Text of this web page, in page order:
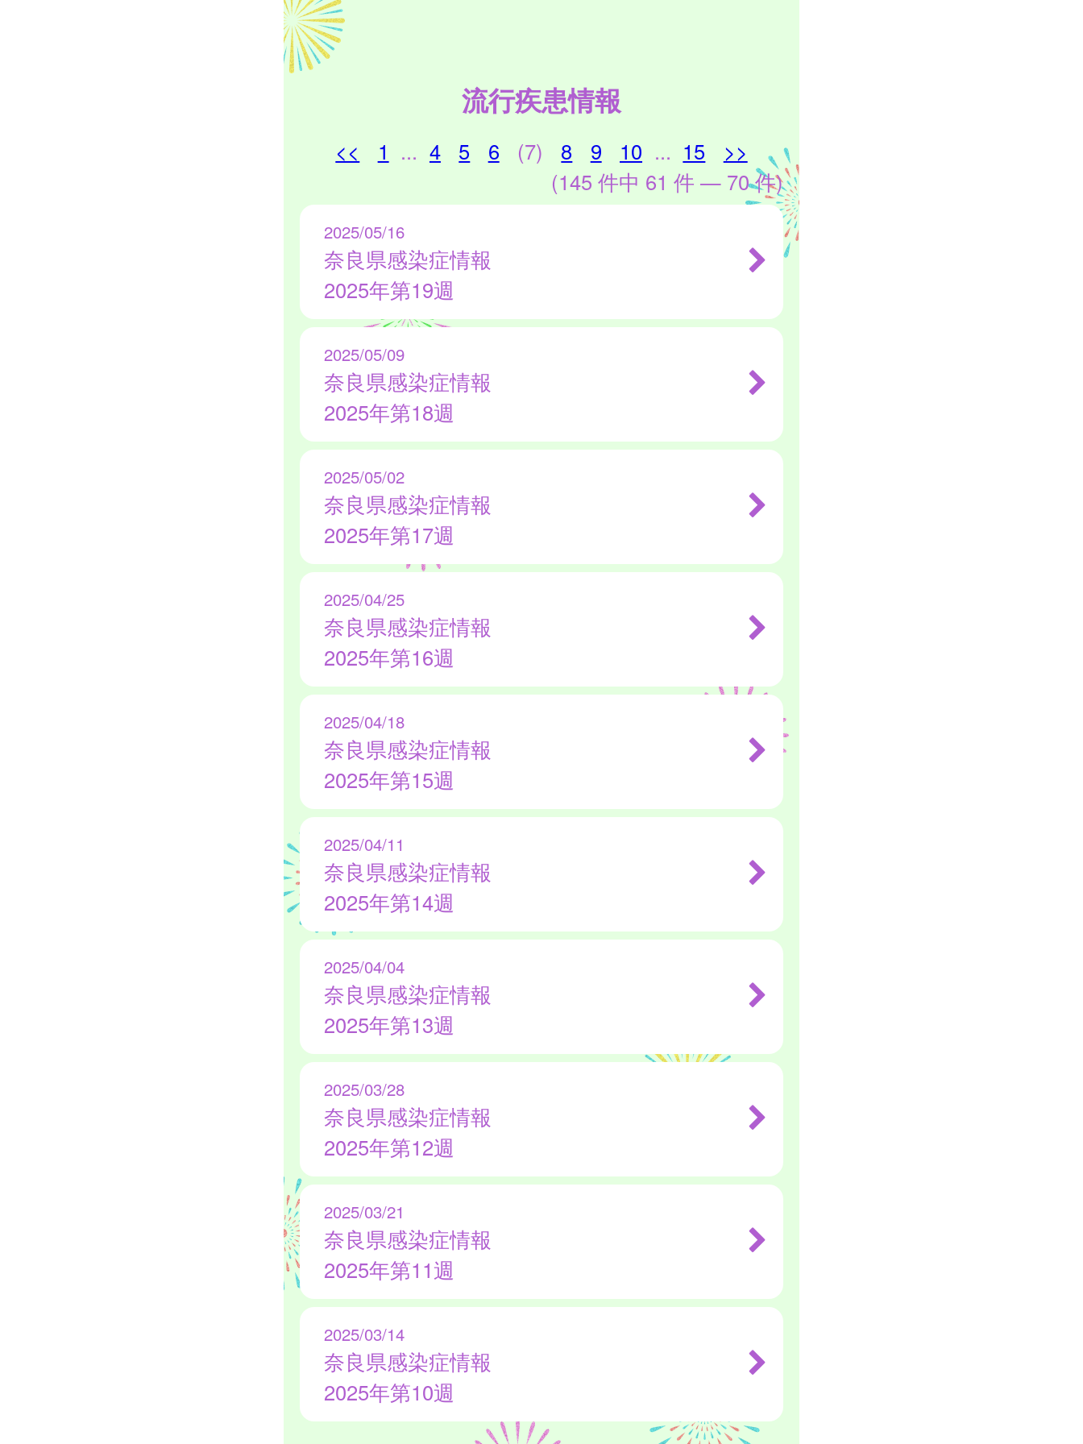
流行疾患情報
<< 1 ... 4 5 6 (7) 8 9 10 ... 15
>>
(145 件中 61 件 — 70 件)
2025/05/16
奈良県感染症情報
2025年第19週
2025/05/09
奈良県感染症情報
2025年第18週
2025/05/02
奈良県感染症情報
2025年第17週
2025/04/25
奈良県感染症情報
2025年第16週
2025/04/18
奈良県感染症情報
2025年第15週
2025/04/11
奈良県感染症情報
2025年第14週
2025/04/04
奈良県感染症情報
2025年第13週
2025/03/28
奈良県感染症情報
2025年第12週
2025/03/21
奈良県感染症情報
2025年第11週
2025/03/14
奈良県感染症情報
2025年第10週